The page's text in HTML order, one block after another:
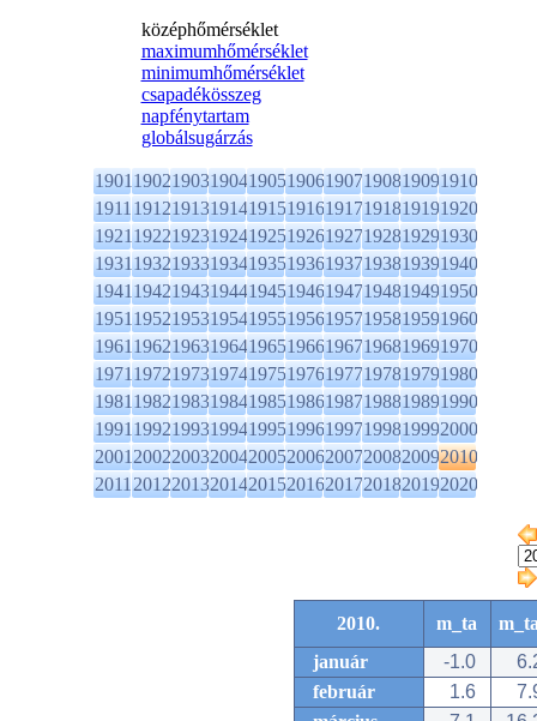
középhőmérséklet
maximumhőmérséklet
minimumhőmérséklet
csapadékösszeg
napfénytartam
globálsugárzás
1901190219031904190519061907190819091910
1911191219131914191519161917191819191920
1921192219231924192519261927192819291930
1931193219331934193519361937193819391940
1941194219431944194519461947194819491950
1951195219531954195519561957195819591960
1961196219631964196519661967196819691970
1971197219731974197519761977197819791980
1981198219831984198519861987198819891990
1991199219931994199519961997199819992000
2001200220032004200520062007200820092010
2011201220132014201520162017201820192020
2010. m_ta
január
-1.0
február
1.6